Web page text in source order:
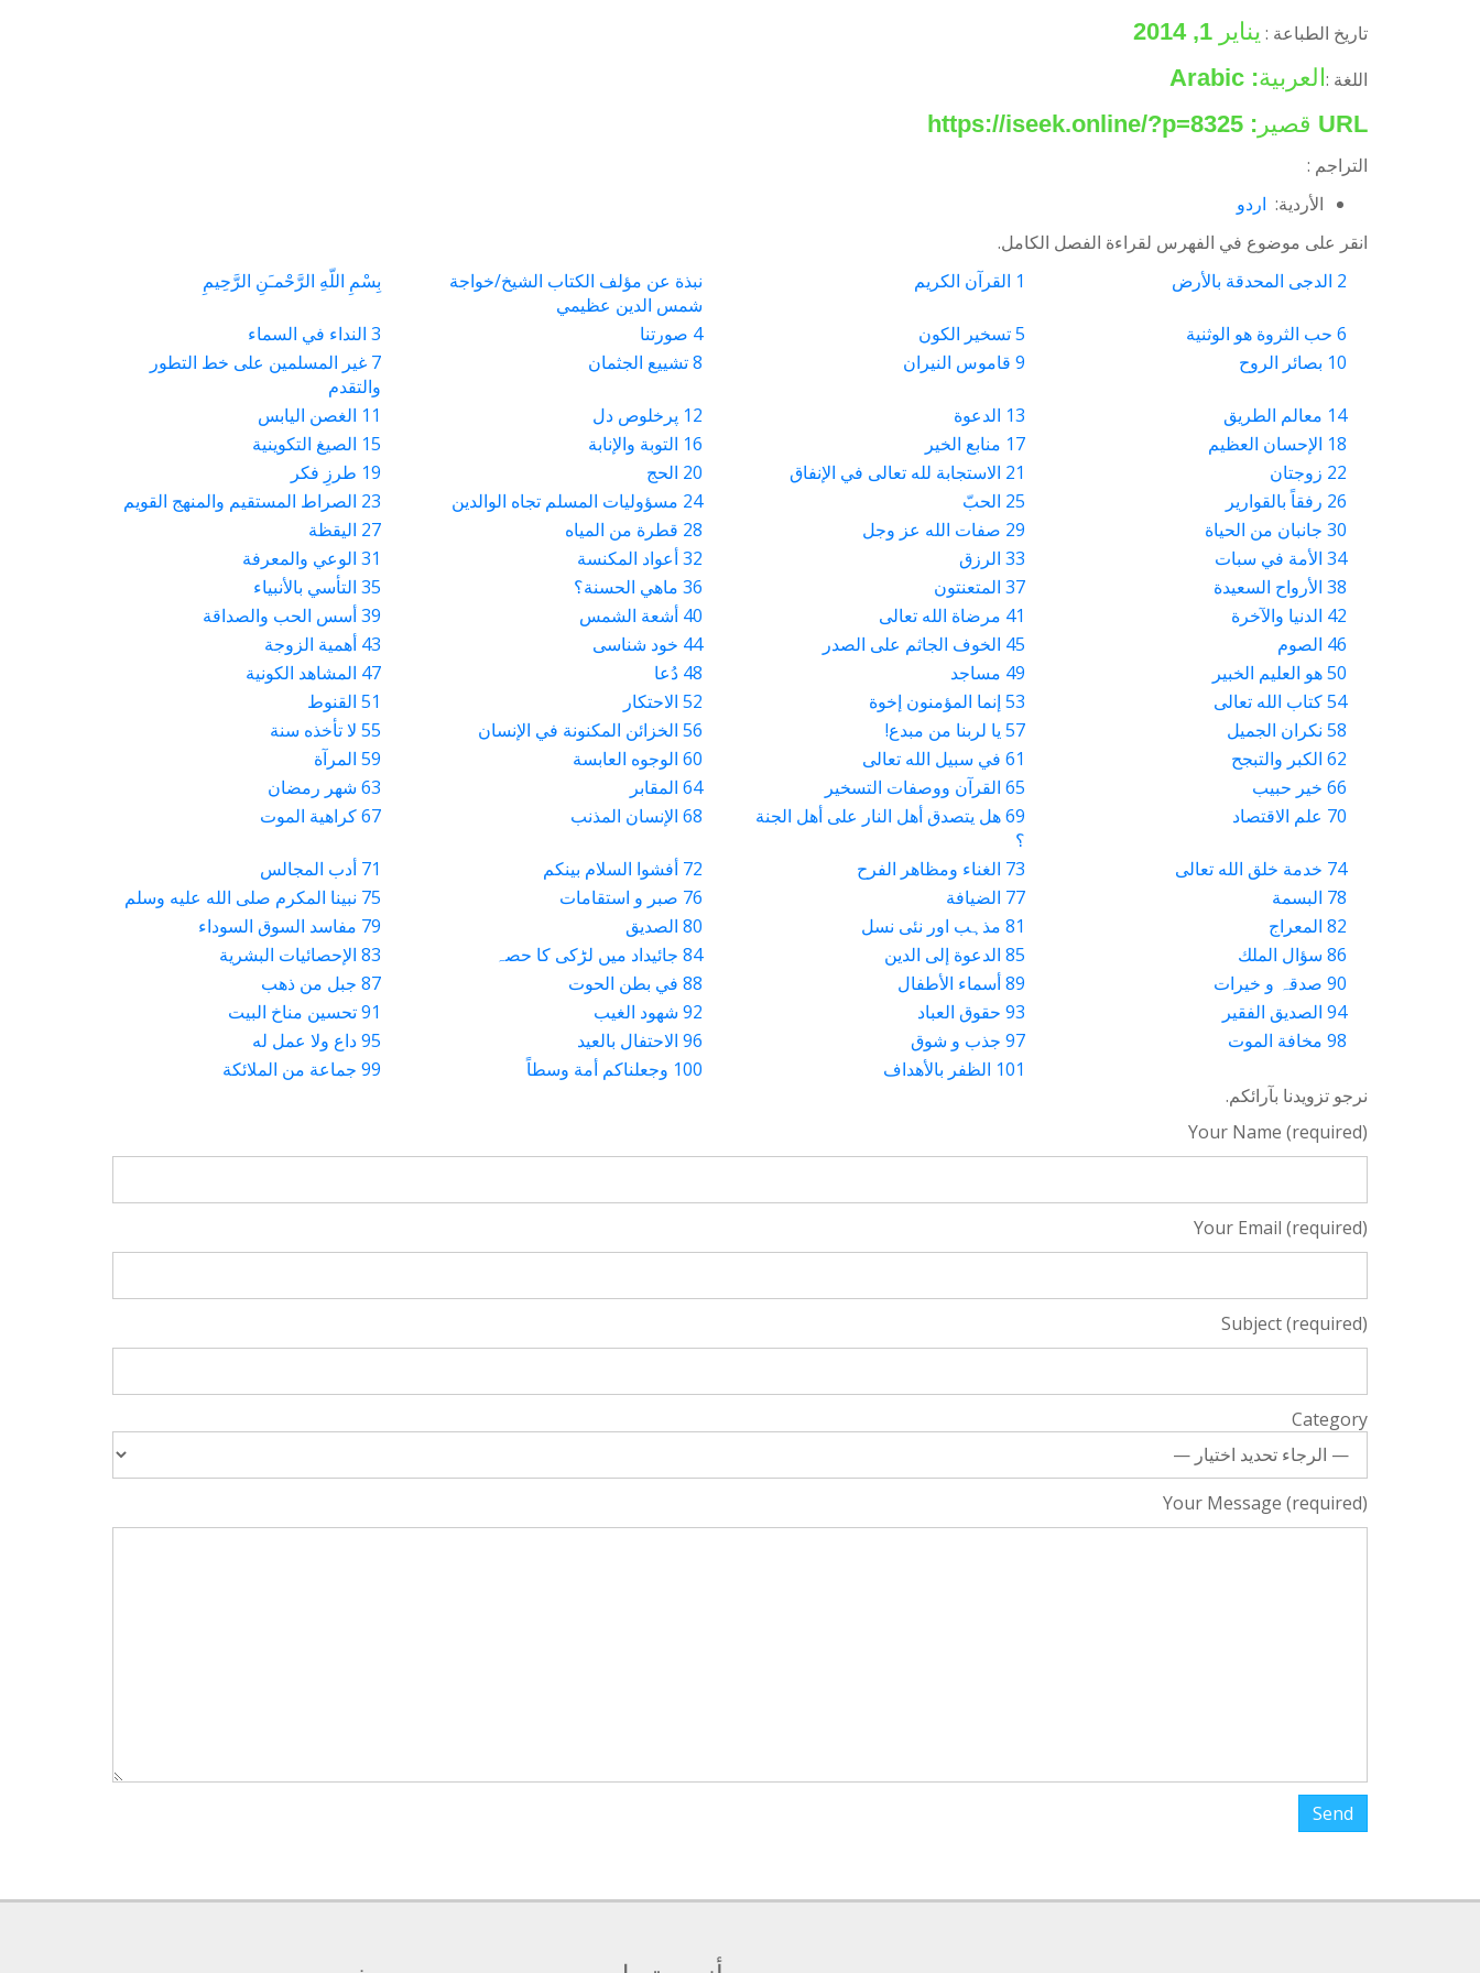
تاريخ الطباعة : يناير 1, 2014
اللغة :العربية: Arabic
URL قصير:
التراجم :
الأردية: اردو
انقر على موضوع في الفهرس لقراءة الفصل الكامل.
بِسْمِ اللّهِ الرَّحْمـَنِ الرَّحِيمِ
نبذة عن مؤلف الكتاب الشيخ/خواجة
شمس الدين عظيمي
1 القرآن الكريم 2 الدجى المحدقة بالأرض
3 النداء في السماء 4 صورتنا 5 تسخير الكون
6 حب الثروة هو الوثنية
7 غير المسلمين على خط التطور
والتقدم
8 تشييع الجثمان 9 قاموس النيران 10 بصائر الروح
11 الغصن اليابس 12 پرخلوص دل 13 الدعوة
14 معالم الطريق
15 الصيغ التكوينية
16 التوبة والإنابة 17 منابع الخير
18 الإحسان العظيم
19 طرزِ فکر
20 الحج 21 الاستجابة لله تعالى في الإنفاق
22 زوجتان
23 الصراط المستقيم والمنهج القويم
24 مسؤوليات المسلم تجاه الوالدين 25 الحبّ
26 رفقاً بالقوارير
27 اليقظة
28 قطرة من المياه 29 صفات الله عز وجل
30 جانبان من الحياة
31 الوعي والمعرفة
32 أعواد المكنسة 33 الرزق
34 الأمة في سبات
35 التأسي بالأنبياء
36 ماهي الحسنة؟ 37 المتعنتون
38 الأرواح السعيدة
39 أسس الحب والصداقة
40 أشعة الشمس 41 مرضاة الله تعالى
42 الدنيا والآخرة
43 أهمية الزوجة
44 خود شناسی 45 الخوف الجاثم على الصدر
46 الصوم
47 المشاهد الكونية
48 دُعا 49 مساجد
50 هو العليم الخبير
51 القنوط
52 الاحتكار 53 إنما المؤمنون إخوة
54 كتاب الله تعالى
55 لا تأخذه سنة
56 الخزائن المكنونة في الإنسان 57 يا لربنا من مبدع!
58 نكران الجميل
59 المرآة
60 الوجوه العابسة 61 في سبيل الله تعالى
62 الكبر والتبجح
63 شهر رمضان
64 المقابر 65 القرآن ووصفات التسخير
66 خير حبيب
67 كراهية الموت
68 الإنسان المذنب
69 هل يتصدق أهل النار على أهل الجنة
؟
70 علم الاقتصاد
71 أدب المجالس 72 أفشوا السلام بينكم 73 الغناء ومظاهر الفرح
74 خدمة خلق الله تعالى
75 نبينا المكرم صلى الله عليه وسلم
76 صبر و استقامات 77 الضيافة
78 البسمة
79 مفاسد السوق السوداء
80 الصديق 81 مذہب اور نئی نسل
82 المعراج
83 الإحصائيات البشرية
84 جائیداد میں لڑکی کا حصہ 85 الدعوة إلى الدين
86 سؤال الملك
87 جبل من ذهب
88 في بطن الحوت 89 أسماء الأطفال
90 صدقہ و خیرات
91 تحسين مناخ البيت
92 شهود الغيب 93 حقوق العباد
94 الصديق الفقير
95 داع ولا عمل له
96 الاحتفال بالعيد 97 جذب و شوق
98 مخافة الموت
99 جماعة من الملائكة
100 وجعلناكم أمة وسطاً
101 الظفر بالأهداف
نرجو تزويدنا بآرائكم.
Your Name (required)
Your Email (required)
Subject (required)
Category
Your Message (required)